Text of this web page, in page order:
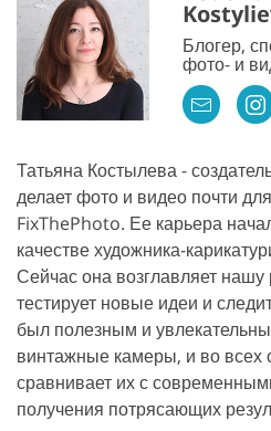
Блогер,
фото- и
Татьяна Костылева -
делает фото и видео почти
FixThePhoto. Ее карьера
качестве художника-
Сейчас она возглавляет
тестирует новые идеи и
был полезным и
винтажные камеры, и во всех
сравнивает их с
получения потрясающих